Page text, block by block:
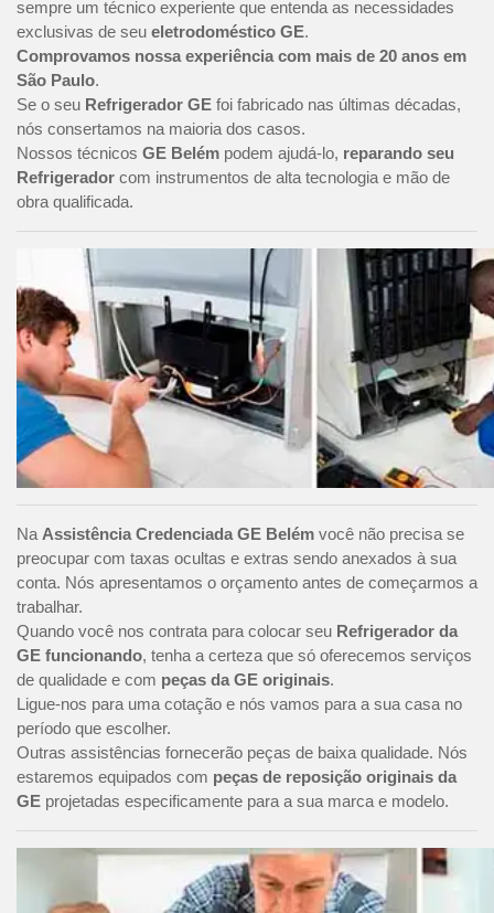
sempre um técnico experiente que entenda as necessidades
exclusivas de seu eletrodoméstico GE.
Comprovamos nossa experiência com mais de 20 anos em
São Paulo.
Se o seu Refrigerador GE foi fabricado nas últimas décadas,
nós consertamos na maioria dos casos.
Nossos técnicos GE Belém podem ajudá-lo, reparando seu
Refrigerador com instrumentos de alta tecnologia e mão de
obra qualificada.
Na Assistência Credenciada GE Belém você não precisa se
preocupar com taxas ocultas e extras sendo anexados à sua
conta. Nós apresentamos o orçamento antes de começarmos a
trabalhar.
Quando você nos contrata para colocar seu Refrigerador da
GE funcionando, tenha a certeza que só oferecemos serviços
de qualidade e com peças da GE originais.
Ligue-nos para uma cotação e nós vamos para a sua casa no
período que escolher.
Outras assistências fornecerão peças de baixa qualidade. Nós
estaremos equipados com peças de reposição originais da
GE projetadas especificamente para a sua marca e modelo.